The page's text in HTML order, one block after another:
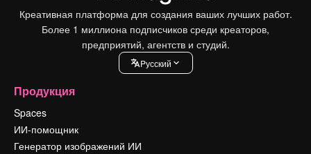
Креативная платформа для создания ваших лучших работ.
Более 1 миллиона подписчиков среди креаторов,
предприятий, агентств и студий.
Pусский
Продукция
Spaces
ИИ-помощник
Генератор изображений ИИ